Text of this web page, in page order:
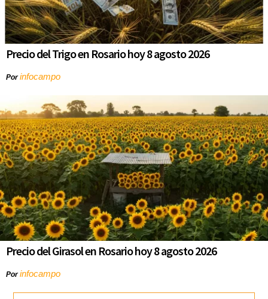
Precio del Trigo en Rosario hoy 8 agosto 2026
Porinfocampo
Precio del Girasol en Rosario hoy 8 agosto 2026
Porinfocampo